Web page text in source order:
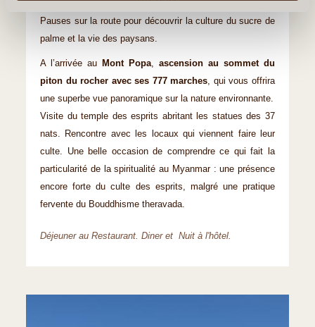
Pauses sur la route pour découvrir la culture du sucre de
palme et la vie des paysans.
A l’arrivée au Mont Popa, ascension au sommet du
piton du rocher avec ses 777 marches, qui vous offrira
une superbe vue panoramique sur la nature environnante.
Visite du temple des esprits abritant les statues des 37
nats. Rencontre avec les locaux qui viennent faire leur
culte. Une belle occasion de comprendre ce qui fait la
particularité de la spiritualité au Myanmar : une présence
encore forte du culte des esprits, malgré une pratique
fervente du Bouddhisme theravada.
Déjeuner au Restaurant. Diner et Nuit à l'hôtel.